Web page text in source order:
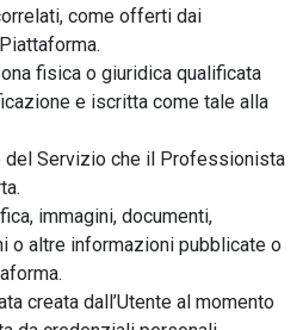
come offerti dai
fisica o giuridica qualificata
e iscritta come tale alla
del Servizio che il Professionista
immagini, documenti,
o altre informazioni pubblicate o
creata dall’Utente al momento